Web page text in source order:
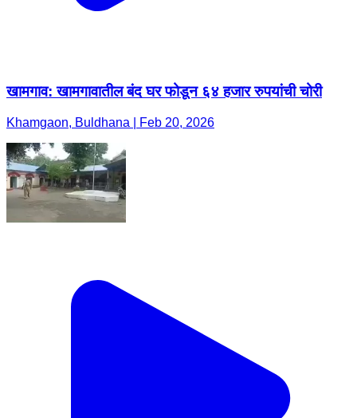
खामगाव: खामगावातील बंद घर फोडून ६४ हजार रुपयांची चोरी
Khamgaon, Buldhana | Feb 20, 2026